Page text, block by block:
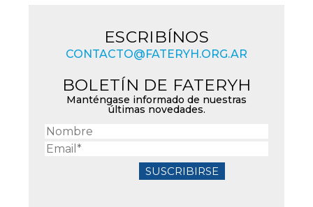
ESCRIBÍNOS
CONTACTO@FATERYH.ORG.AR
BOLETÍN DE FATERYH
Manténgase informado de nuestras
últimas novedades.